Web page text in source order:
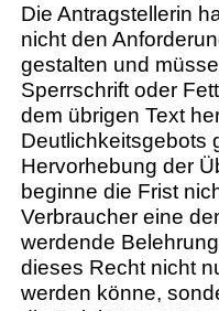
Die Antragstellerin
nicht den
gestalten und
Sperrschrift oder
dem übrigen Text
Deutlichkeitsgebots
Hervorhebung der
beginne die Frist
Verbraucher eine
werdende
dieses Recht nicht
werden könne,